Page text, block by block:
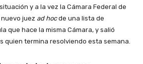
y a la vez la Cámara Federal de
juez ad hocde una lista de
que hace la misma Cámara, y salió
quien termina resolviendo esta semana.